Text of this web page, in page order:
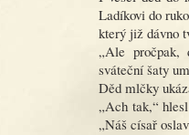
Ladíkovi do
který již dávno
„Ale pročpak,
sváteční šaty
Děd mlčky
„Ach tak,“
„Náš císař